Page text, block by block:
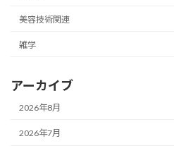
美容技術関連
雑学
アーカイブ
2026年8月
2026年7月